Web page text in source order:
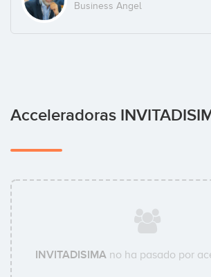
Business Angel
Acceleradoras
INVITADISIMAno ha pasado por